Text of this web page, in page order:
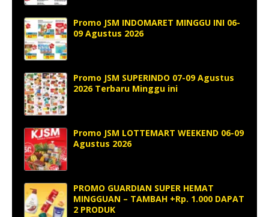
Promo JSM INDOMARET MINGGU INI 06-
09 Agustus 2026
Promo JSM SUPERINDO 07-09 Agustus
2026 Terbaru Minggu ini
Promo JSM LOTTEMART WEEKEND 06-09
Agustus 2026
PROMO GUARDIAN SUPER HEMAT
MINGGUAN – TAMBAH +Rp. 1.000 DAPAT
2 PRODUK